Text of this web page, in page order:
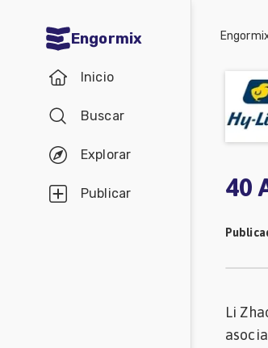
Engormix
Inicio
Buscar
Explorar
Publicar
Agricultura
Avicultura
Ganadería
40
Li